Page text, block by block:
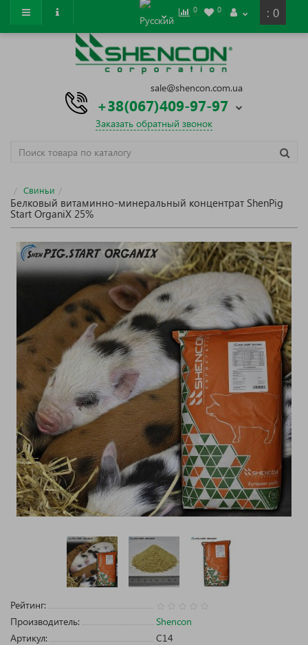
: 0
0 0
sale@shencon.com.ua
+38(067)409-97-97
Заказать обратный звонок
Свиньи
Белковый витаминно-минеральный концентрат ShenPig
Start OrganiХ 25%
Рейтинг:
Производитель:
Shencon
Артикул:
C14